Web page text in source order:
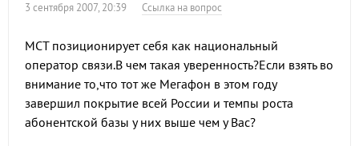
3 сентября 2007, 20:39 Ссылка на вопрос
МСТ позиционирует себя как национальный
оператор связи.В чем такая уверенность?Если взять во
внимание то,что тот же Мегафон в этом году
завершил покрытие всей России и темпы роста
абонентской базы у них выше чем у Вас?